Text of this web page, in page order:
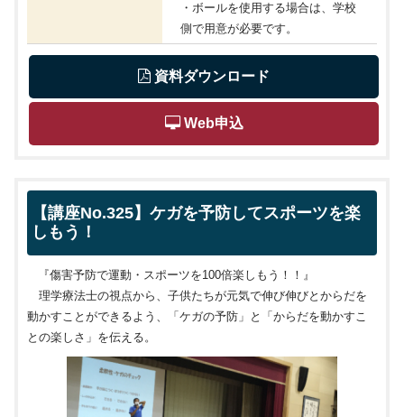
・ボールを使用する場合は、学校
側で用意が必要です。
資料ダウンロード
Web申込
【講座No.325】ケガを予防してスポーツを楽
しもう！
『傷害予防で運動・スポーツを100倍楽しもう！！』
理学療法士の視点から、子供たちが元気で伸び伸びとからだを
動かすことができるよう、「ケガの予防」と「からだを動かすこ
との楽しさ」を伝える。